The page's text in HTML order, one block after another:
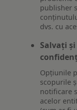
publisher
dvs. cu
Salvați
Opțiunile
scopurile
notificare
acelor